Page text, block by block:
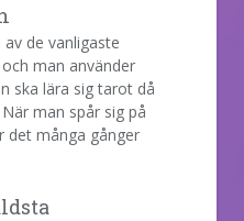
de vanligaste
man använder
ska lära sig tarot då
man spår sig på
det många gånger